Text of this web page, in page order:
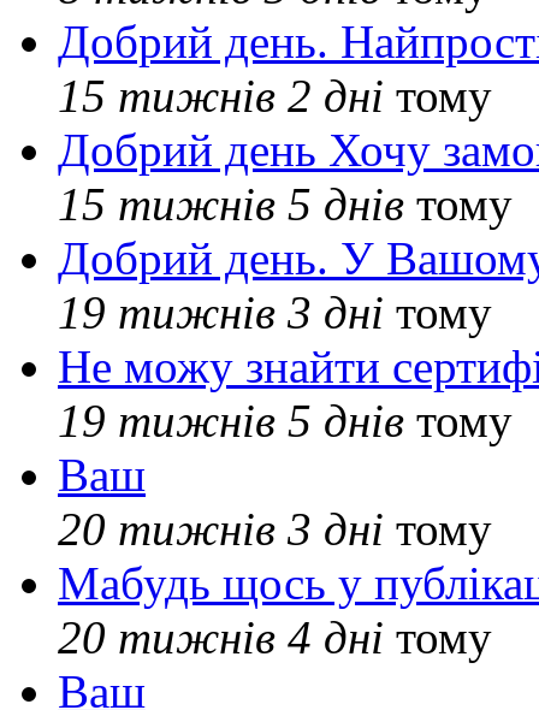
Добрий день.
15 тижнів 2 дні тому
Добрий день Хочу
15 тижнів 5 днів тому
Добрий день. У Вашому
19 тижнів 3 дні тому
Не можу знайти
19 тижнів 5 днів тому
Ваш
20 тижнів 3 дні тому
Мабудь щось у
20 тижнів 4 дні тому
Ваш